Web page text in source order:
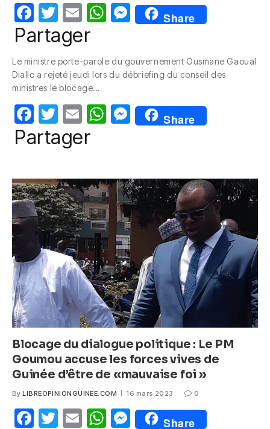
F
a
e
b
o
o
k
T
w
itt
er
E
m
W
s
p
p
M
e
e
g
er
Share
Partager
Le ministre porte-parole du gouvernement Ousmane Gaoual
Diallo a rejeté jeudi lors du débriefing du conseil des
ministres le blocage…
F
a
b
o
o
k
T
w
itt
E
m
W
A
p
p
M
e
n
g
er
Share
Partager
Blocage du dialogue politique : Le PM
Goumou accuse les forces vives de
Guinée d’être de «mauvaise foi »
By LIBREOPINIONGUINEE.COM 16 mars 2023 0
F
T
E
W M
Share